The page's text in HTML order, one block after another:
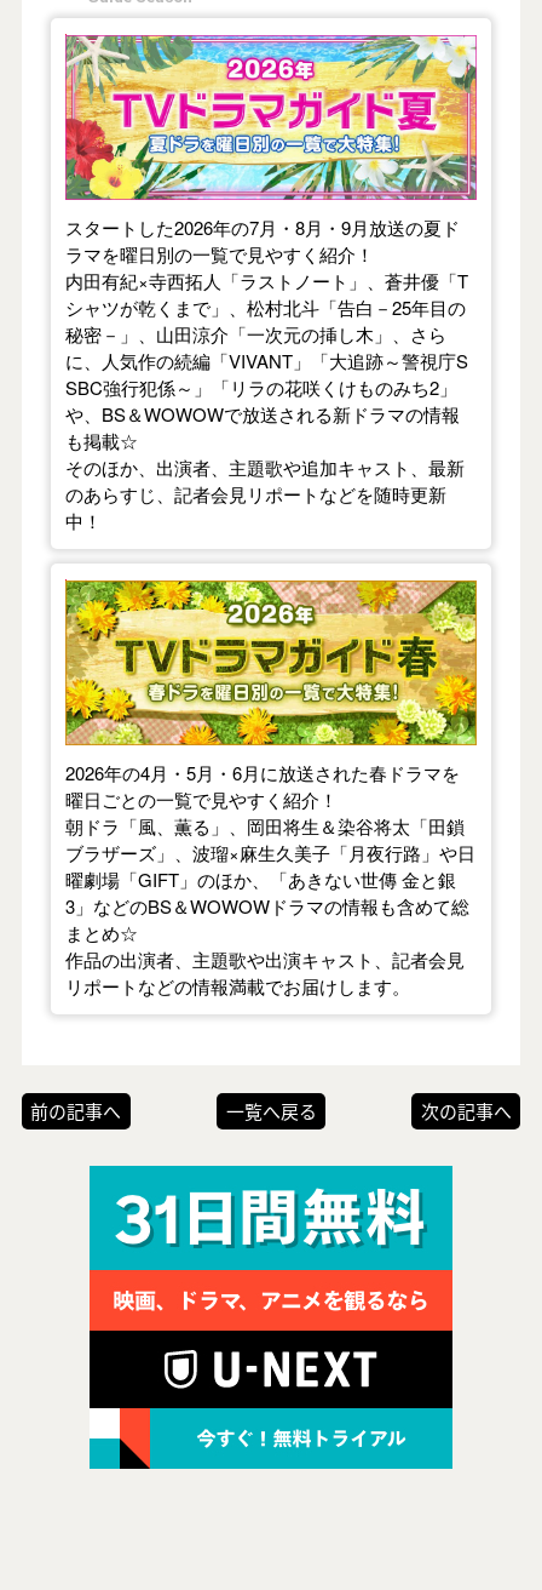
【2026年夏】TVドラマガイド
スタートした2026年の7月・8月・9月放送の夏ド
ラマを曜日別の一覧で見やすく紹介！
内田有紀×寺西拓人「ラストノート」、蒼井優「T
シャツが乾くまで」、松村北斗「告白－25年目の
秘密－」、山田涼介「一次元の挿し木」、さら
に、人気作の続編「VIVANT」「大追跡～警視庁S
SBC強行犯係～」「リラの花咲くけものみち2」
や、BS＆WOWOWで放送される新ドラマの情報
も掲載☆
そのほか、出演者、主題歌や追加キャスト、最新
のあらすじ、記者会見リポートなどを随時更新
中！
【2026年春】TVドラマガイド
2026年の4月・5月・6月に放送された春ドラマを
曜日ごとの一覧で見やすく紹介！
朝ドラ「風、薫る」、岡田将生＆染谷将太「田鎖
ブラザーズ」、波瑠×麻生久美子「月夜行路」や日
曜劇場「GIFT」のほか、「あきない世傳 金と銀
3」などのBS＆WOWOWドラマの情報も含めて総
まとめ☆
作品の出演者、主題歌や出演キャスト、記者会見
リポートなどの情報満載でお届けします。
前の記事へ 一覧へ戻る 次の記事へ